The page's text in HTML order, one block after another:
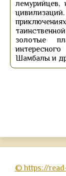
лемурийцев,
золотые
Шамбалы и
© https://